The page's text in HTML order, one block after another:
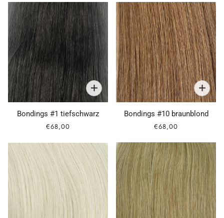
Bondings #1 tiefschwarz
€68,00
Bondings #10 braunblond
€68,00